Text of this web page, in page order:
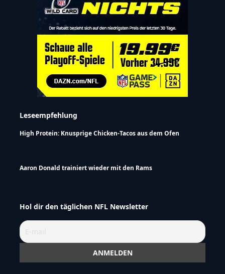
Leseempfehlung
High Protein: Knusprige Chicken-Tacos aus dem Ofen
Aaron Donald trainiert wieder mit den Rams
Hol dir den täglichen NFL Newsletter